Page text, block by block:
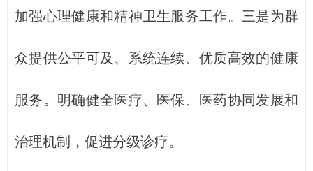
加强心理健康和精神卫生服务工作。三是为群
众提供公平可及、系统连续、优质高效的健康
服务。明确健全医疗、医保、医药协同发展和
治理机制，促进分级诊疗。